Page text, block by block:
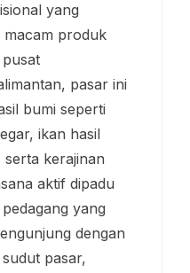
yang
macam produk
pasar ini
bumi seperti
ikan hasil
kerajinan
aktif dipadu
yang
dengan
pasar,